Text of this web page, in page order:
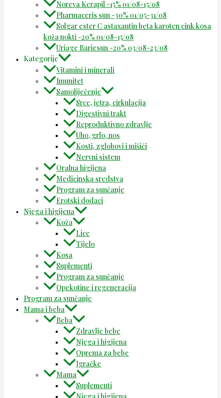
Noreva Kerapil -15% 01/08-15/08
Pharmaceris sun -30% 01/05-31/08
Solgar ester C astaxantin beta karoten cink kosa
koža nokti -20% 01/08-15/08
Uriage Bariesun -20% 03/08-23/08
Kategorije
Vitamini i minerali
Imunitet
Samoliječenje
Srce, jetra, cirkulacija
Digestivni trakt
Reproduktivno zdravlje
Uho, grlo, nos
Kosti, zglobovi i mišići
Nervni sistem
Oralna higijena
Medicinska sredstva
Program za sunčanje
Erotski dodaci
Njega i higijena
Koža
Lice
Tijelo
Kosa
Suplementi
Program za sunčanje
Opekotine i regeneracija
Program za sunčanje
Mama i beba
Beba
Zdravlje bebe
Njega i higijena
Oprema za bebe
Igračke
Mama
Suplementi